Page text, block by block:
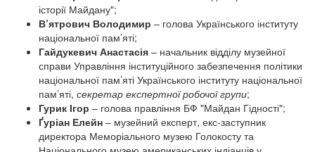
історії Майдану";
В’ятрович Володимир – голова Українського інституту
національної пам’яті;
Гайдукевич Анастасія – начальник відділу музейної
справи Управління інституційного забезпечення політики
національної пам’яті Українського інституту національної
пам’яті, секретар експертної робочої групи;
Гурик Ігор – голова правління БФ "Майдан Гідності";
Ґуріан Елейн – музейний експерт, екс-заступник
директора Меморіального музею Голокосту та